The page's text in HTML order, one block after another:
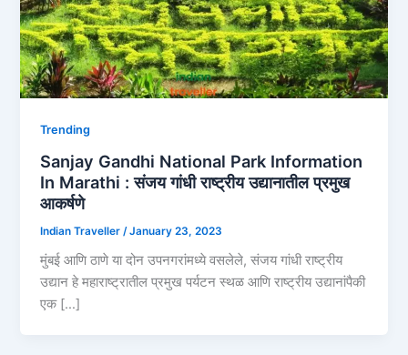
Trending
Sanjay Gandhi National Park Information
In Marathi : संजय गांधी राष्ट्रीय उद्यानातील प्रमुख
आकर्षणे
Indian Traveller /January 23, 2023
मुंबई आणि ठाणे या दोन उपनगरांमध्ये वसलेले, संजय गांधी राष्ट्रीय
उद्यान हे महाराष्ट्रातील प्रमुख पर्यटन स्थळ आणि राष्ट्रीय उद्यानांपैकी
एक […]